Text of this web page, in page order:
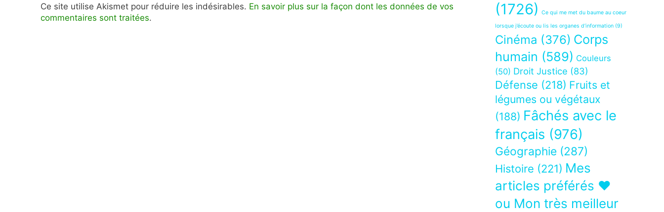
Ce site utilise Akismet pour réduire les indésirables. En savoir plus sur la façon dont les données de vos
commentaires sont traitées.
(1726)
Ce qui me met du baume au coeur
lorsque j’écoute ou lis les organes d’information (9)
Cinéma (376) Corps
humain (589) Couleurs
(50) Droit Justice (83)
Défense (218) Fruits et
légumes ou végétaux
(188) Fâchés avec le
français (976)
Géographie (287)
Histoire (221) Mes
articles préférés ❤
ou Mon très meilleur